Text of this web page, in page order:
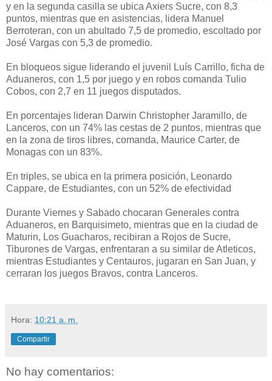
y en la segunda casilla se ubica Axiers Sucre, con 8,3
puntos, mientras que en asistencias, lidera Manuel
Berroteran, con un abultado 7,5 de promedio, escoltado por
José Vargas con 5,3 de promedio.
En bloqueos sigue liderando el juvenil Luís Carrillo, ficha de
Aduaneros, con 1,5 por juego y en robos comanda Tulio
Cobos, con 2,7 en 11 juegos disputados.
En porcentajes lideran Darwin Christopher Jaramillo, de
Lanceros, con un 74% las cestas de 2 puntos, mientras que
en la zona de tiros libres, comanda, Maurice Carter, de
Monagas con un 83%.
En triples, se ubica en la primera posición, Leonardo
Cappare, de Estudiantes, con un 52% de efectividad
Durante Viernes y Sabado chocaran Generales contra
Aduaneros, en Barquisimeto, mientras que en la ciudad de
Maturin, Los Guacharos, recibiran a Rojos de Sucre,
Tiburones de Vargas, enfrentaran a su similar de Atleticos,
mientras Estudiantes y Centauros, jugaran en San Juan, y
cerraran los juegos Bravos, contra Lanceros.
Hora: 10:21 a. m.
Compartir
No hay comentarios: